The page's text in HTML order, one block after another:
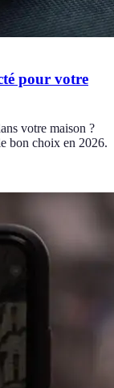
pour votre
votre maison ?
bon choix en 2026.